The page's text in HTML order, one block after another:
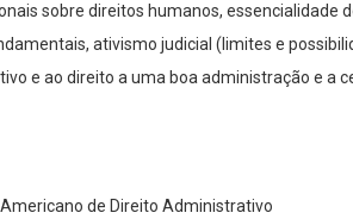
sobre direitos humanos, essencialidade
ativismo judicial (limites e
e ao direito a uma boa administração e a
de Direito Administrativo